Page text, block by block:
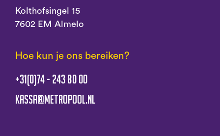
Kolthofsingel 15
7602 EM Almelo
Hoe kun je ons bereiken?
+31(0)74 - 243 80 00
kassa@metropool.nl